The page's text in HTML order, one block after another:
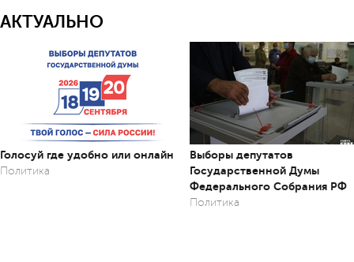
АКТУАЛЬНО
Голосуй где удобно или онлайн
Политика
Выборы депутатов
Государственной Думы
Федерального Собрания РФ
Политика